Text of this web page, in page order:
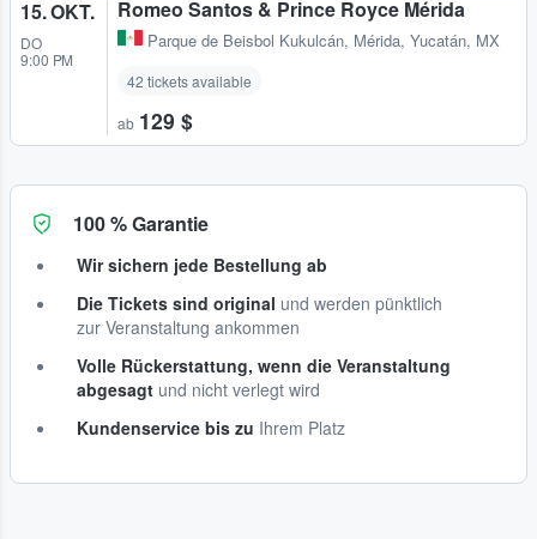
15. OKT.
DO
9:00 PM
Romeo Santos & Prince Royce Mérida
Parque de Beisbol Kukulcán, Mérida, Yucatán, MX
42 tickets available
ab 129 $
100 % Garantie
Wir sichern jede Bestellung ab
Die Tickets sind original und werden pünktlich
zur Veranstaltung ankommen
Volle Rückerstattung, wenn die Veranstaltung
abgesagt und nicht verlegt wird
Kundenservice bis zu Ihrem Platz